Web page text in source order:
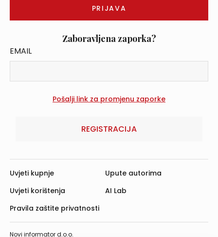
Zaboravljena zaporka?
EMAIL
REGISTRACIJA
Novi informator d.o.o.
Uvjeti kupnje
Uvjeti korištenja
Pravila zaštite privatnosti
Upute autorima
AI Lab